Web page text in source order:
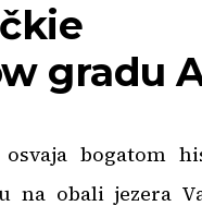
gradu
bogatom
obali jezera